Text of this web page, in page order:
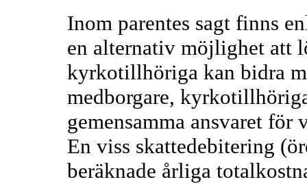
Inom parentes sagt finns
en alternativ möjlighet att
kyrkotillhöriga kan bidra
medborgare,
gemensamma ansvaret
En viss skattedebitering
beräknade årliga